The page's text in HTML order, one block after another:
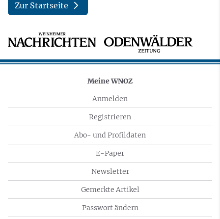
Zur Startseite
Meine WNOZ
Anmelden
Registrieren
Abo- und Profildaten
E-Paper
Newsletter
Gemerkte Artikel
Passwort ändern